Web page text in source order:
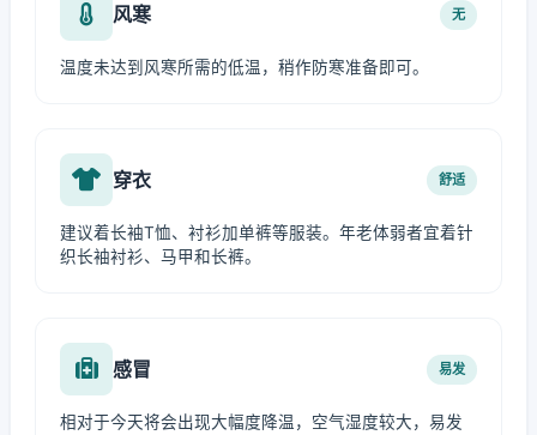
风寒 无
温度未达到风寒所需的低温，稍作防寒准备即可。
穿衣 舒适
建议着长袖T恤、衬衫加单裤等服装。年老体弱者宜着针
织长袖衬衫、马甲和长裤。
感冒 易发
相对于今天将会出现大幅度降温，空气湿度较大，易发